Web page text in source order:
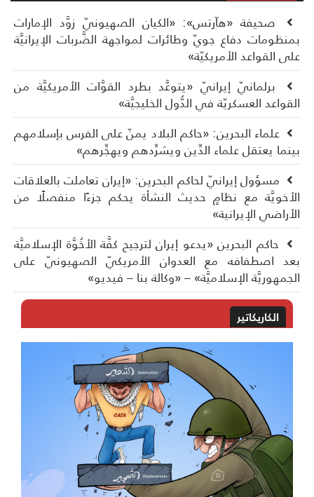
صحيفة «هآرتس»: «الكيان الصهيونيّ زوَّد الإمارات
دفاع جويّ وطائرات لمواجهة الضَّربات الإيرانيَّة
القواعد الأمريكيّة»
برلمانيّ إيرانيّ «يتوعَّد بطرد القوَّات الأمريكيَّة من
العسكريّة في الدُّول الخليجيَّة»
علماء البحرين: «حاكم البلاد يمنّ على الفرس بإسلامهم
يعتقل علماء الدِّين ويشرِّدهم ويهجِّرهم»
مسؤول إيرانيّ لحاكم البحرين: «إيران تعاملت بالعلاقات
مع نظامٍ حديث النشأة يحكم جزءًا منفصلًا من
الإيرانية»
حاكم البحرين «يدعو إيران لترجيح كفَّة الأخُوَّة الإسلاميَّة
اصطفافه مع العدوان الأمريكيّ الصهيونيّ على
الإسلاميَّة» – «وكالة بنا – فيديو»
الكاريكاتير